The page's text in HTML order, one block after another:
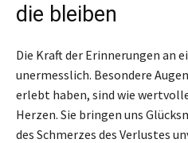
die bleiben
Die Kraft der Erinnerungen an
unermesslich. Besondere
erlebt haben, sind wie
Herzen. Sie bringen uns
des Schmerzes des Verlustes